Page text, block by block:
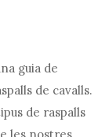
guia de
de cavalls.
de raspalls